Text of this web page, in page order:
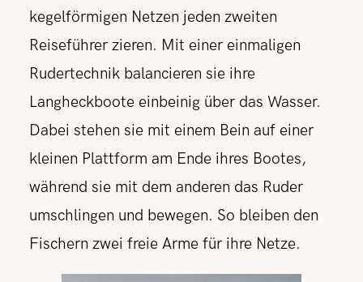
kegelförmigen Netzen jeden zweiten
Reiseführer zieren. Mit einer einmaligen
Rudertechnik balancieren sie ihre
Langheckboote einbeinig über das Wasser.
Dabei stehen sie mit einem Bein auf einer
kleinen Plattform am Ende ihres Bootes,
während sie mit dem anderen das Ruder
umschlingen und bewegen. So bleiben den
Fischern zwei freie Arme für ihre Netze.